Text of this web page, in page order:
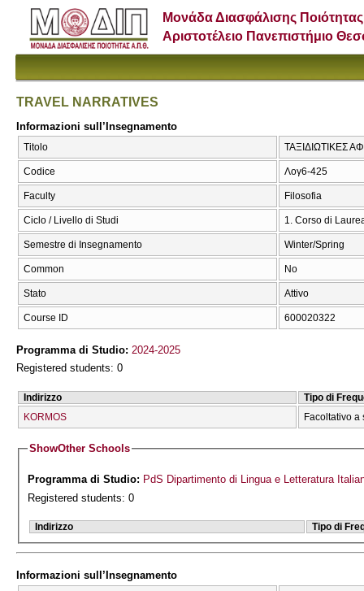
Μονάδα Διασφάλισης Ποιότητας
Αριστοτέλειο Πανεπιστήμιο
TRAVEL NARRATIVES
Informazioni sull’Insegnamento
Titolo ΤΑΞΙΔΙΩΤΙΚΕΣ
Codice Λογ6-425
Faculty Filosofia
Ciclo / Livello di Studi 1. Corso di
Semestre di Insegnamento Winter/Spring
Common No
Stato Attivo
Course ID 600020322
Programma di Studio: 2024-2025
Registered students: 0
Indirizzo
Tipo di
KORMOS
Facoltativo a
ShowOther Schools
Programma di Studio: PdS Dipartimento di Lingua e Letteratura
Registered students: 0
Indirizzo Tipo di
Informazioni sull’Insegnamento